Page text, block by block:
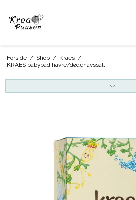
Forside / Shop / Kraes /
KRAES babybad havre/dødehavssalt